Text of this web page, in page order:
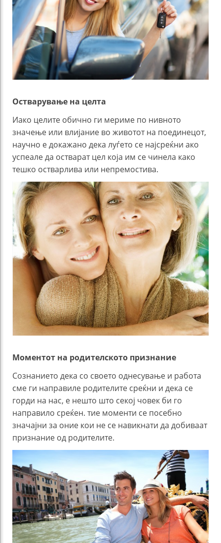
Остварување на целта
Иако целите обично ги мериме по нивното
значење или влијание во животот на поединецот,
научно е докажано дека луѓето се најсреќни ако
успеале да остварат цел која им се чинела како
тешко остварлива или непремостива.
Моментот на родителското признание
Сознанието дека со своето однесување и работа
сме ги направиле родителите среќни и дека се
горди на нас, е нешто што секој човек би го
направило среќен. тие моменти се посебно
значајни за оние кои не се навикнати да добиваат
признание од родителите.